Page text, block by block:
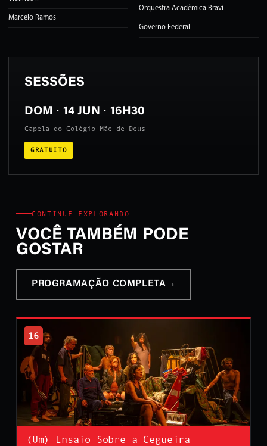
Marcelo Ramos
Orquestra Acadêmica Bravi
Governo Federal
SESSÕES
DOM · 14 JUN · 16H30
Capela do Colégio Mãe de Deus
GRATUITO
CONTINUE EXPLORANDO
VOCÊ TAMBÉM PODE
GOSTAR
PROGRAMAÇÃO COMPLETA →
16
(Um) Ensaio Sobre a Cegueira